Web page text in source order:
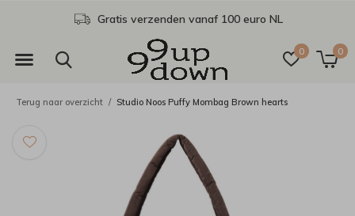
0 0
Gratis verzenden vanaf 100 euro NL
Terug naar overzicht Studio Noos Puffy Mombag Brown hearts